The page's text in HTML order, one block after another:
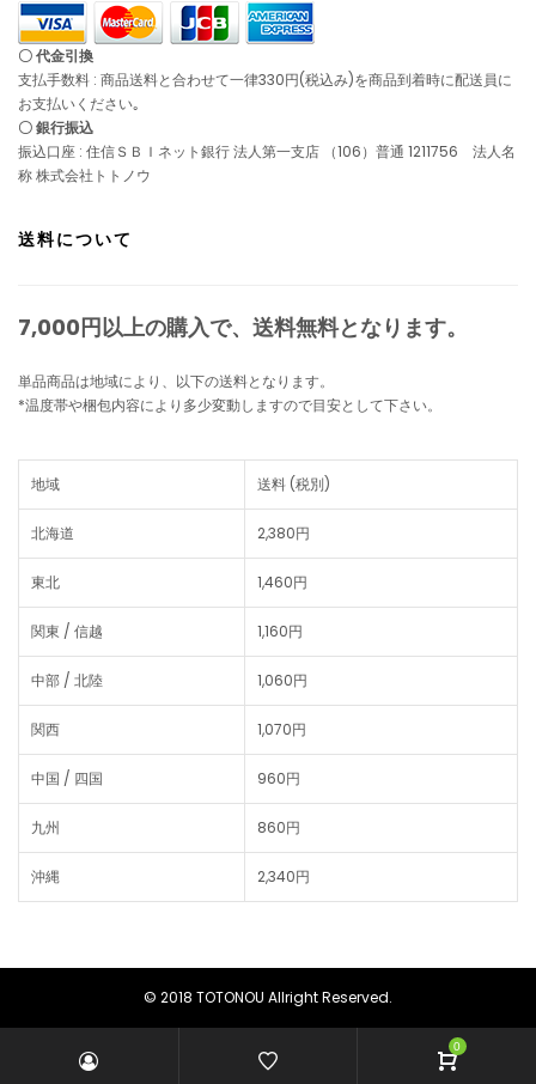
〇 代金引換
支払手数料 : 商品送料と合わせて一律330円(税込み)を商品到着時に配送員に
お支払いください｡
〇 銀行振込
振込口座 : 住信ＳＢＩネット銀行 法人第一支店 （106）普通 1211756 法人名
称 株式会社トトノウ
送料について
7,000円以上の購入で、 送料無料となります。
単品商品は地域により、以下の送料となります。
*温度帯や梱包内容により多少変動しますので目安として下さい。
地域 送料 (税別)
北海道 2,380円
東北 1,460円
関東 / 信越 1,160円
中部 / 北陸 1,060円
関西 1,070円
中国 / 四国 960円
九州 860円
沖縄 2,340円
© 2018 TOTONOU Allright Reserved.
0